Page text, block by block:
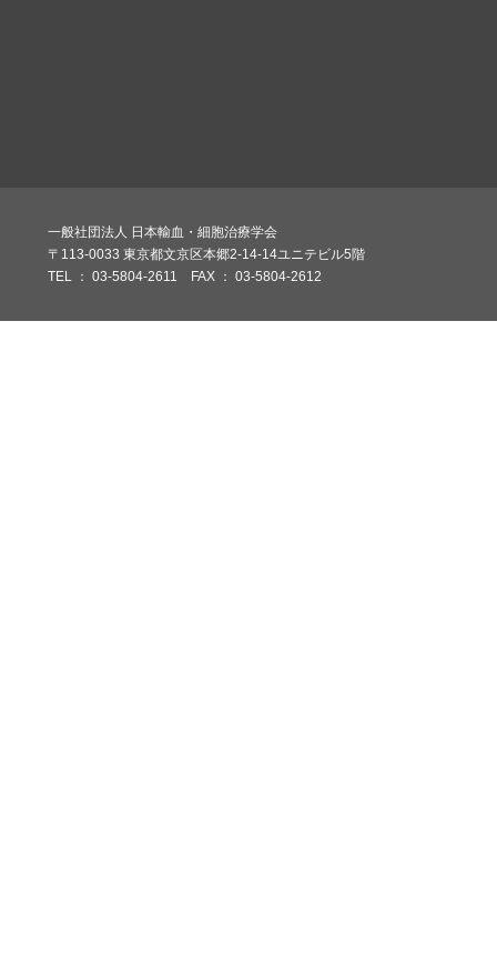
一般社団法人 日本輸血・細胞治療学会
〒113-0033 東京都文京区本郷2-14-14ユニテビル5階
TEL ： 03-5804-2611 FAX ： 03-5804-2612